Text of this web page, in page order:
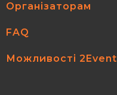
Організаторам
FAQ
Можливості 2Event